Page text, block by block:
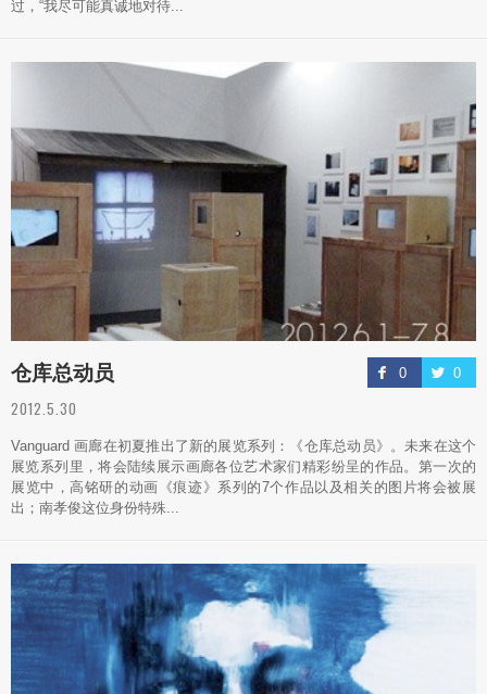
过，“我尽可能真诚地对待...
0 0
仓库总动员
2012.5.30
Vanguard 画廊在初夏推出了新的展览系列：《仓库总动员》。未来在这个
展览系列里，将会陆续展示画廊各位艺术家们精彩纷呈的作品。第一次的
展览中，高铭研的动画《痕迹》系列的7个作品以及相关的图片将会被展
出；南孝俊这位身份特殊...